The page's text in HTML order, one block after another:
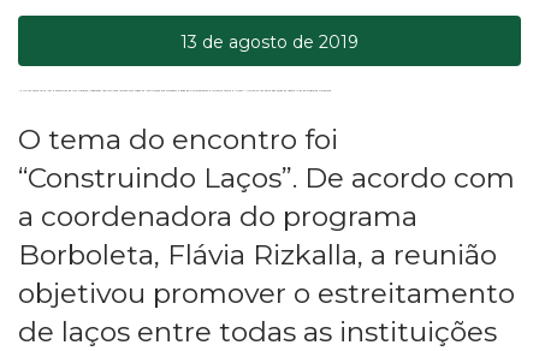
13 de agosto de 2019
Na última sexta-feira (09) a prefeitura de Luís Eduardo Magalhães realizou uma reunião com todas as instituições que compõem a Rede de Enfrentamento a Violência Contra a Mulher. A iniciativa faz parte das ações do Agosto Lilás do Programa Borboleta.
O tema do encontro foi
“Construindo Laços”. De acordo com
a coordenadora do programa
Borboleta, Flávia Rizkalla, a reunião
objetivou promover o estreitamento
de laços entre todas as instituições